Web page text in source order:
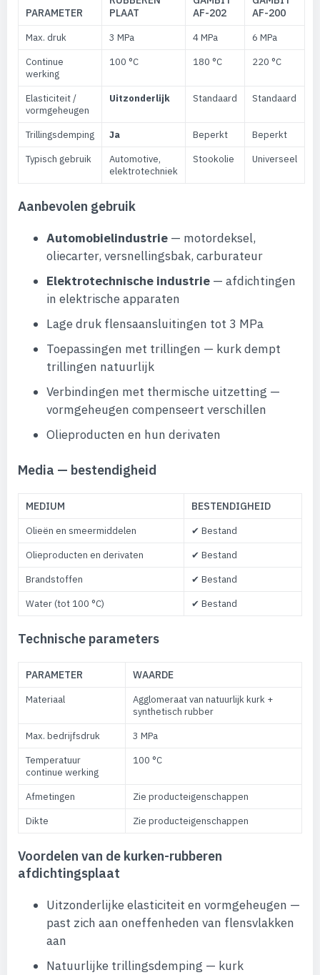
PARAMETER
PLAAT
AF-202
AF-200
Max. druk 3 MPa 4 MPa
6 MPa
Continue
werking
100 °C 180 °C 220 °C
Elasticiteit /
vormgeheugen
Uitzonderlijk Standaard Standaard
Trillingsdemping Ja Beperkt
Beperkt
Typisch gebruik
Automotive,
elektrotechniek
Stookolie Universeel
Aanbevolen gebruik
Automobielindustrie — motordeksel,
oliecarter, versnellingsbak, carburateur
Elektrotechnische industrie — afdichtingen
in elektrische apparaten
Lage druk flensaansluitingen tot 3 MPa
Toepassingen met trillingen — kurk dempt
trillingen natuurlijk
Verbindingen met thermische uitzetting —
vormgeheugen compenseert verschillen
Olieproducten en hun derivaten
Media — bestendigheid
MEDIUM BESTENDIGHEID
Olieën en smeermiddelen
✔ Bestand
Olieproducten en derivaten
✔ Bestand
Brandstoffen
✔ Bestand
Water (tot 100 °C)
✔ Bestand
Technische parameters
PARAMETER WAARDE
Materiaal
Agglomeraat van natuurlijk kurk +
synthetisch rubber
Max. bedrijfsdruk
3 MPa
Temperatuur
continue werking
100 °C
Afmetingen
Zie producteigenschappen
Dikte
Zie producteigenschappen
Voordelen van de kurken-rubberen
afdichtingsplaat
Uitzonderlijke elasticiteit en vormgeheugen —
past zich aan oneffenheden van flensvlakken
aan
Natuurlijke trillingsdemping — kurk